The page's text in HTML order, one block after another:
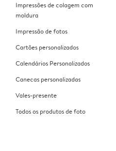
Impressões de colagem com
moldura
Impressão de fotos
Cartões personalizados
Calendários Personalizados
Canecas personalizadas
Vales-presente
Todos os produtos de foto